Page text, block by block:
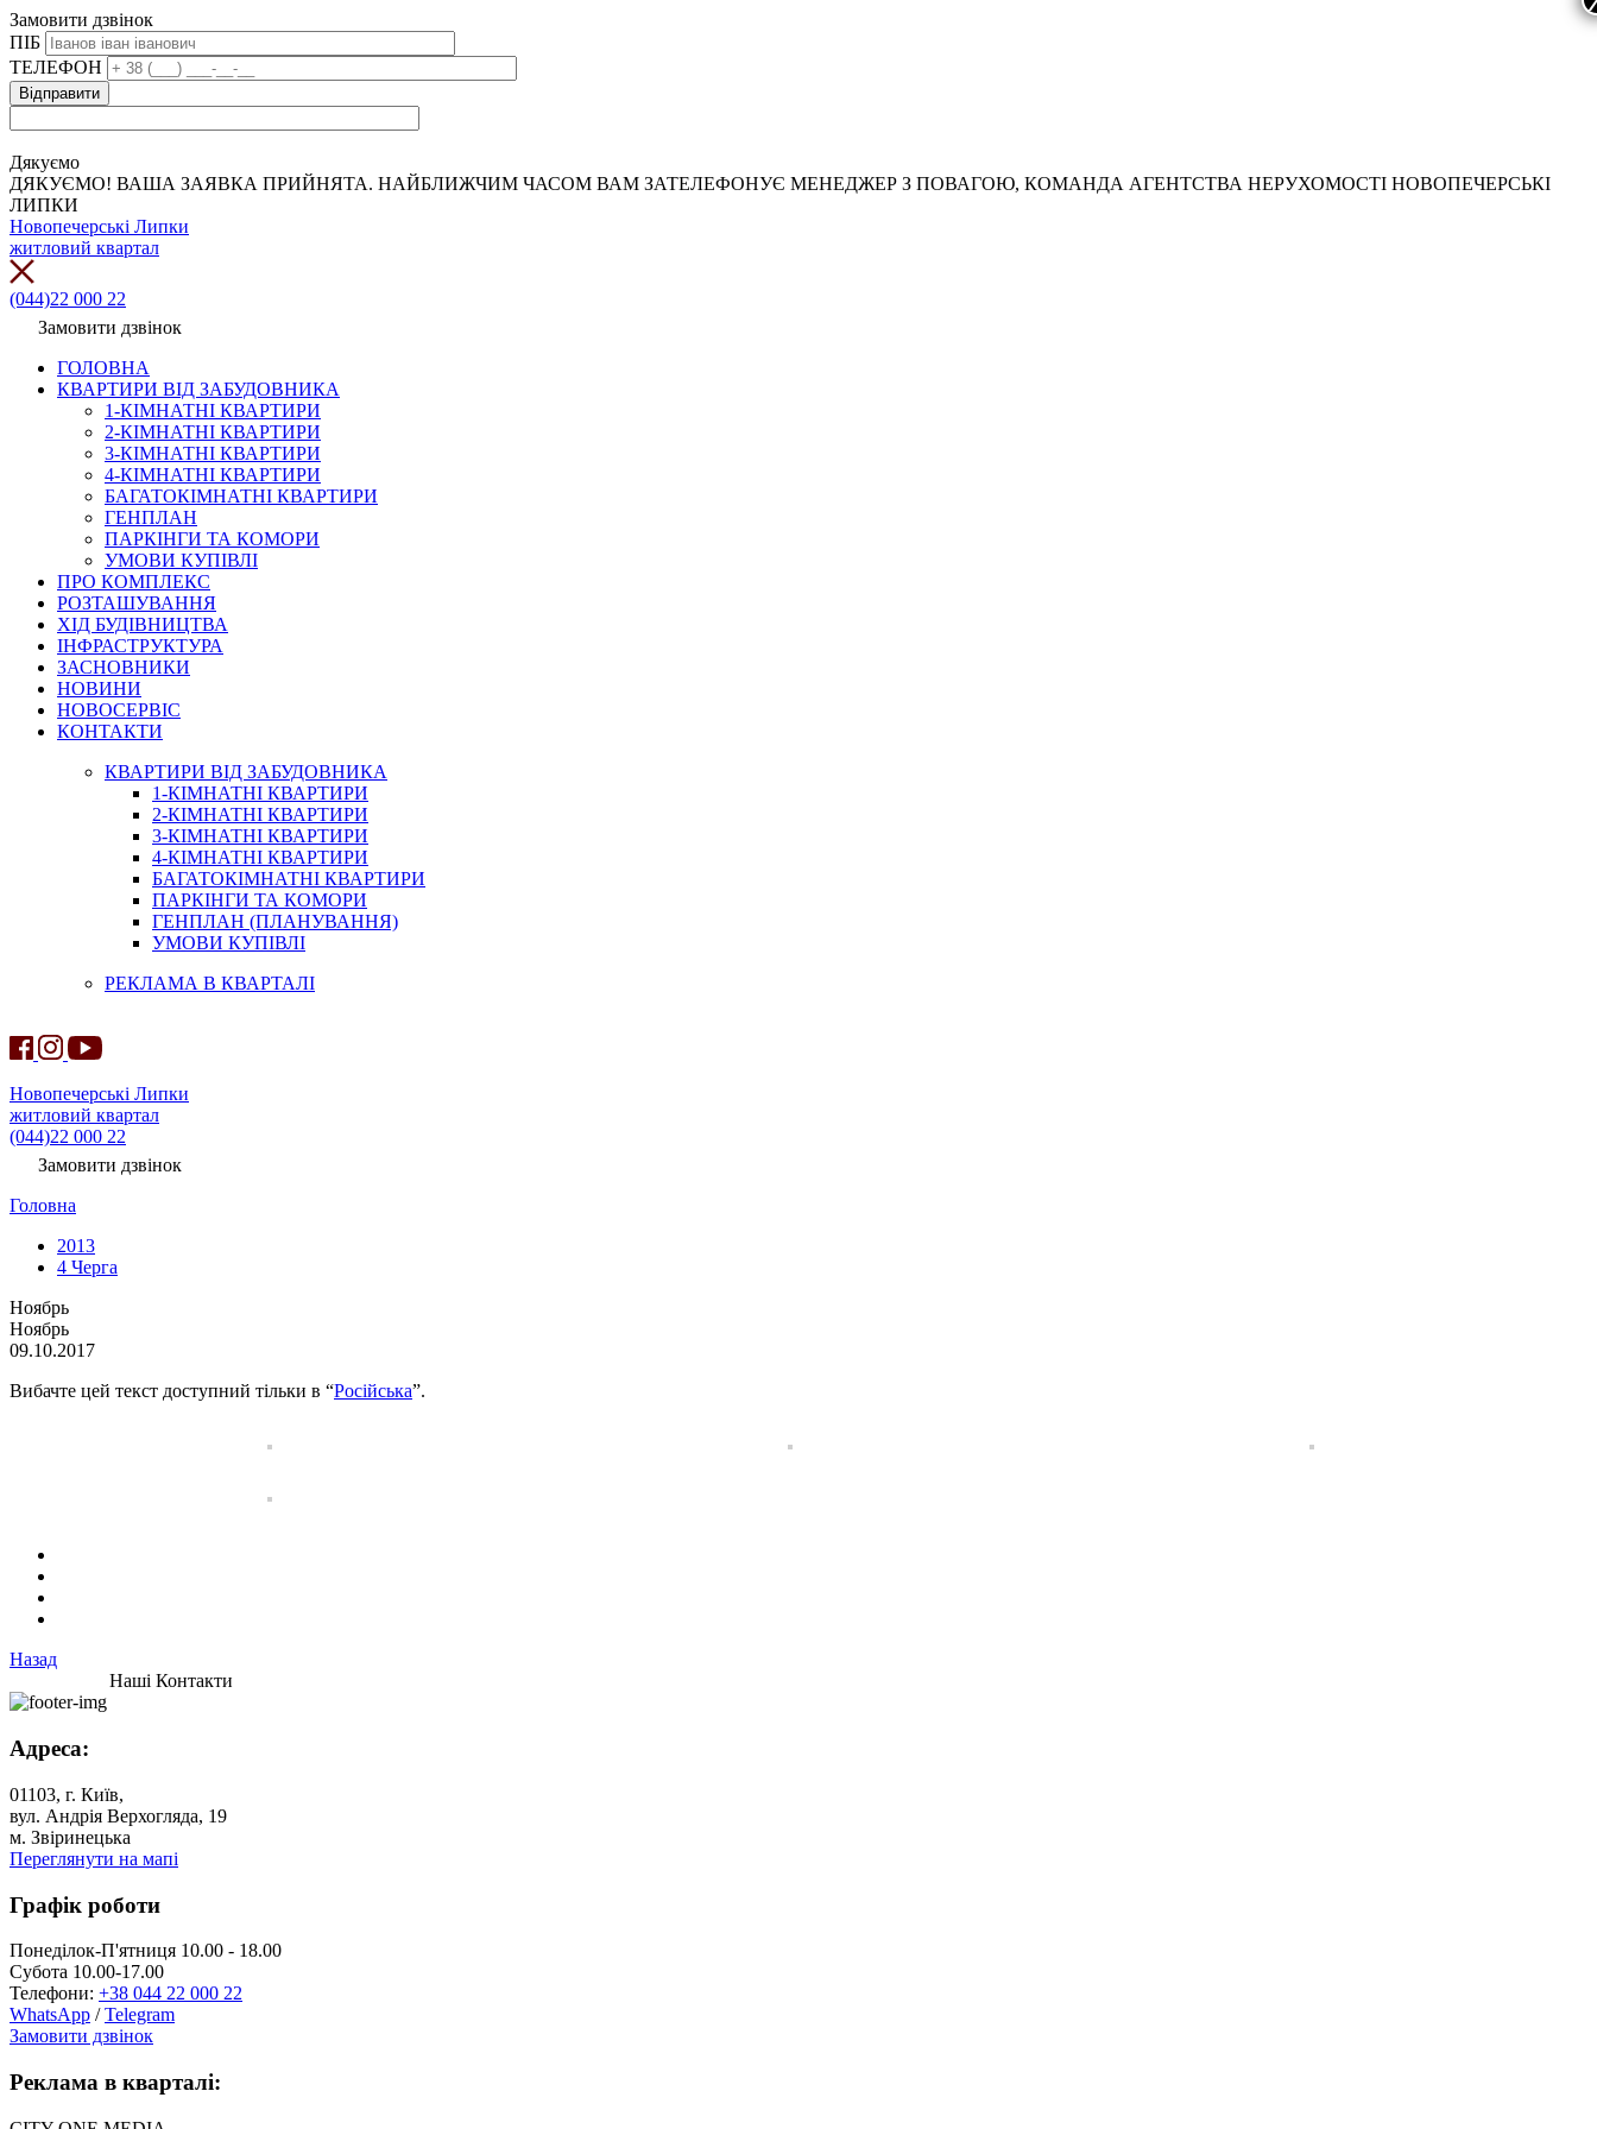
Замовити дзвінок
ПІБ
ТЕЛЕФОН
Дякуємо
ДЯКУЄМО! ВАША ЗАЯВКА ПРИЙНЯТА. НАЙБЛИЖЧИМ ЧАСОМ ВАМ ЗАТЕЛЕФОНУЄ МЕНЕДЖЕР З ПОВАГОЮ, КОМАНДА АГЕНТСТВА НЕРУХОМОСТІ НОВОПЕЧЕРСЬКІ
ЛИПКИ
Новопечерські Липки
житловий квартал
(044)22 000 22
Замовити дзвінок
ГОЛОВНА
КВАРТИРИ ВІД ЗАБУДОВНИКА
1-КІМНАТНІ КВАРТИРИ
2-КІМНАТНІ КВАРТИРИ
3-КІМНАТНІ КВАРТИРИ
4-КІМНАТНІ КВАРТИРИ
БАГАТОКІМНАТНІ КВАРТИРИ
ГЕНПЛАН
ПАРКІНГИ ТА КОМОРИ
УМОВИ КУПІВЛІ
ПРО КОМПЛЕКС
РОЗТАШУВАННЯ
ХІД БУДІВНИЦТВА
ІНФРАСТРУКТУРА
ЗАСНОВНИКИ
НОВИНИ
НОВОСЕРВІС
КОНТАКТИ
КВАРТИРИ ВІД ЗАБУДОВНИКА
1-КІМНАТНІ КВАРТИРИ
2-КІМНАТНІ КВАРТИРИ
3-КІМНАТНІ КВАРТИРИ
4-КІМНАТНІ КВАРТИРИ
БАГАТОКІМНАТНІ КВАРТИРИ
ПАРКІНГИ ТА КОМОРИ
ГЕНПЛАН (ПЛАНУВАННЯ)
УМОВИ КУПІВЛІ
РЕКЛАМА В КВАРТАЛІ
Новопечерські Липки
житловий квартал
(044)22 000 22
Замовити дзвінок
Головна
2013
4 Черга
Ноябрь
Ноябрь
09.10.2017
Вибачте цей текст доступний тільки в “Російська”.
Назад
Наші Контакти
Адреса:
01103, г. Київ,
вул. Андрія Верхогляда, 19
м. Звіринецька
Переглянути на мапі
Графік роботи
Понеділок-П'ятниця 10.00 - 18.00
Субота 10.00-17.00
Телефони: +38 044 22 000 22
WhatsApp /Telegram
Замовити дзвінок
Реклама в кварталі: